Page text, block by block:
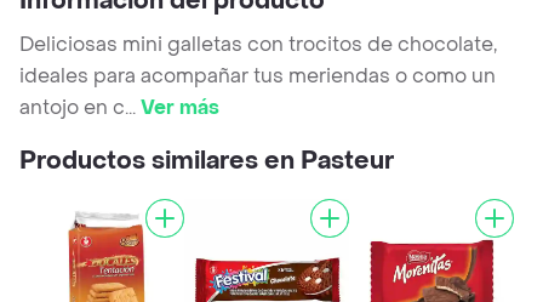
Deliciosas mini galletas con trocitos de chocolate,
ideales para acompañar tus meriendas o como un
antojo en c...Ver más
Productos similares en Pasteur